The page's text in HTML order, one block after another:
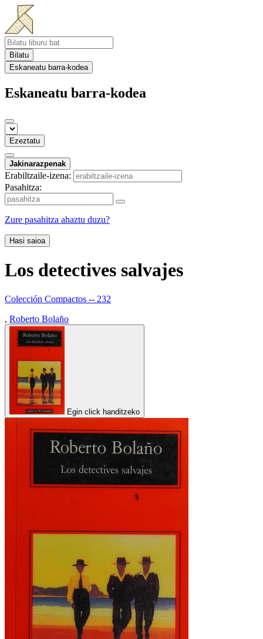
Bilatu
Eskaneatu barra-kodea
Eskaneatu barra-kodea
Ezeztatu
Jakinarazpenak
Erabiltzaile-izena:
Pasahitza:
Zure pasahitza ahaztu duzu?
Hasi saioa
Los detectives salvajes
Colección Compactos -- 232
, Roberto Bolaño
Egin click handitzeko